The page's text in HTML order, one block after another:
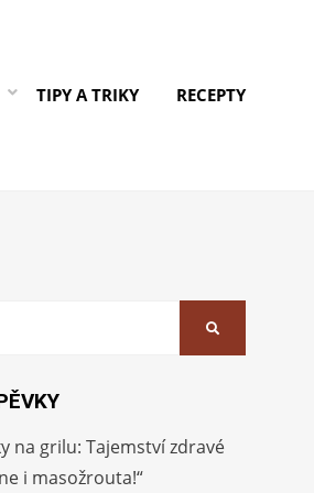
TIPY A TRIKY RECEPTY
na grilu: Tajemství zdravé
i masožrouta!“